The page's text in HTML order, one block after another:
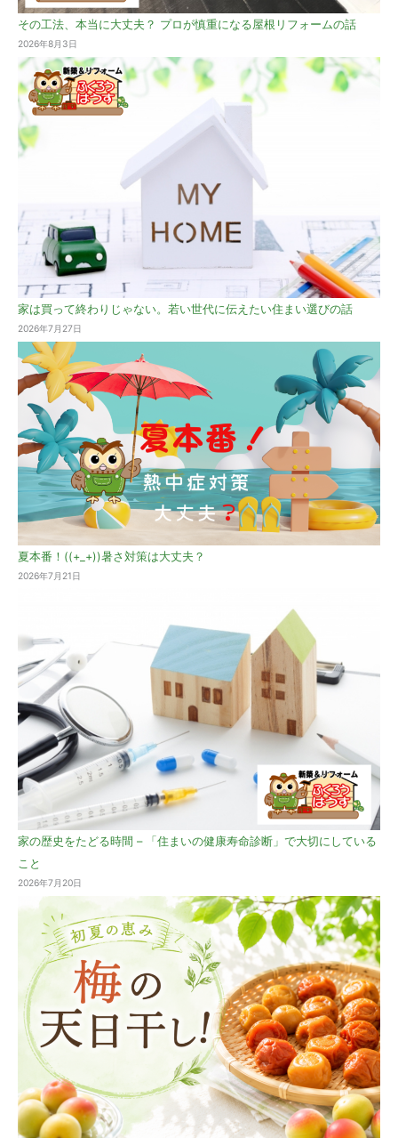
その工法、本当に大丈夫？ プロが慎重になる屋根リフォームの話
2026年8月3日
家は買って終わりじゃない。若い世代に伝えたい住まい選びの話
2026年7月27日
夏本番！((+_+))暑さ対策は大丈夫？
2026年7月21日
家の歴史をたどる時間 – 「住まいの健康寿命診断」で大切にしている
こと
2026年7月20日